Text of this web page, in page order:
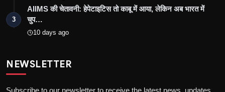
3
AIIMS की चेतावनी: हेपेटाइटिस तो काबू में आया, लेकिन अब भारत में
चुप…
10 days ago
NEWSLETTER
Subscribe to our newsletter to receive the latest news, updates,